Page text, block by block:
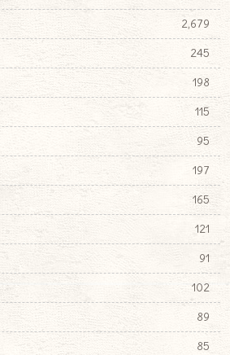
2,679
245
198
115
95
197
165
121
91
102
89
85